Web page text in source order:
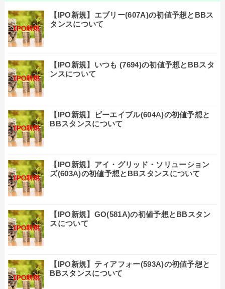
【IPO新規】エブリー(607A)の初値予想とBBス
タンスについて
【IPO新規】いつも (7694)の初値予想とBBスタ
ンスについて
【IPO新規】ビーエイブル(604A)の初値予想と
BBスタンスについて
【IPO新規】アイ・グリッド・ソリューション
ズ(603A)の初値予想とBBスタンスについて
【IPO新規】GO(581A)の初値予想とBBスタン
スについて
【IPO新規】ティアフォー(593A)の初値予想と
BBスタンスについて